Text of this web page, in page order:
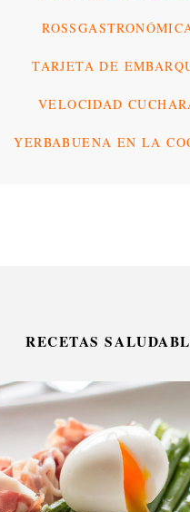
TARJETA DE
VELOCIDAD
YERBABUENA EN LA
RECETAS